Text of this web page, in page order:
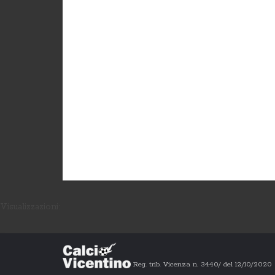
Reg. trib. Vicenza n. 3440/ del 12/10/2020